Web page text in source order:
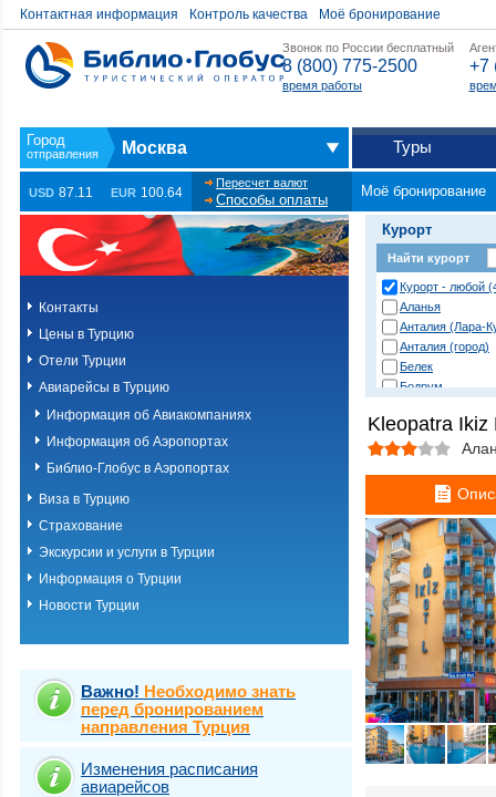
Контактная информация Контроль качества Моё бронирование
Звонок по России бесплатный
8 (800) 775-2500
время работы
+7
Москва Туры
USD 87.11 EUR 100.64
Пересчет валют
Способы оплаты
Моё бронирование
Контакты
Цены в Турцию
Отели Турции
Авиарейсы в Турцию
Информация об Авиакомпаниях
Информация об Аэропортах
Библио-Глобус в Аэропортах
Виза в Турцию
Страхование
Экскурсии и услуги в Турции
Информация о Турции
Новости Турции
Важно! Необходимо знать
перед бронированием
направления Турция
Изменения расписания
авиарейсов
Курорт
Найти курорт
Курорт - любой
Аланья
Анталия (Лара-
Анталия (город)
Белек
Бодрум
Дача
Дидим
Измир (Ёздере)
Измир
Измир (Чешме)
Кемер-Белдиби-
Кириш-
Кушадасы
Мармарис
Саригерме
Сиде
Стамбул
Стамбул
Стамбул
Стамбул
Стамбул
Стамбул
Kleopatra Ikiz